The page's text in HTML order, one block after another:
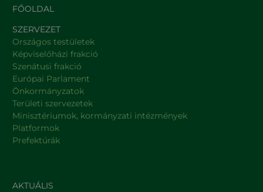
FŐOLDAL
SZERVEZET
Országos testületek
Képviselőházi frakció
Szenátusi frakció
Európai Parlament
Önkormányzatok
Területi szervezetek
Minisztériumok, kormányzati intézmények
Platformok
Prefektúrák
AKTUÁLIS